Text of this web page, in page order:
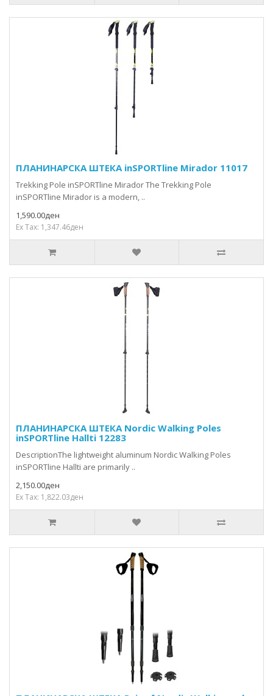
ПЛАНИНАРСКА ШТЕКА inSPORTline Mirador 11017
Trekking Pole inSPORTline Mirador The Trekking Pole
inSPORTline Mirador is a modern, ..
1,590.00ден
Ex Tax: 1,347.46ден
ПЛАНИНАРСКА ШТЕКА Nordic Walking Poles
inSPORTline Hallti 12283
DescriptionThe lightweight aluminum Nordic Walking Poles
inSPORTline Hallti are primarily ..
2,150.00ден
Ex Tax: 1,822.03ден